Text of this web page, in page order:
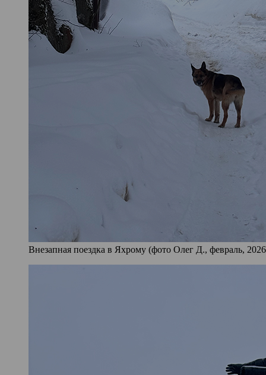
Внезапная поездка в Яхрому (фото Олег Д., февраль,